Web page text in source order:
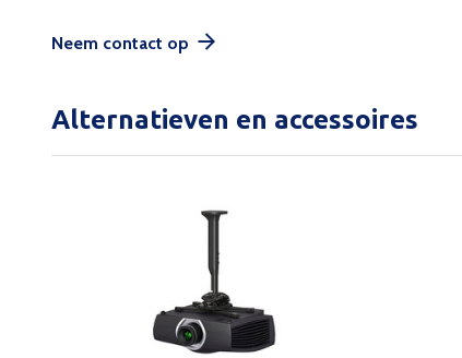
Neem contact op
Alternatieven en accessoires